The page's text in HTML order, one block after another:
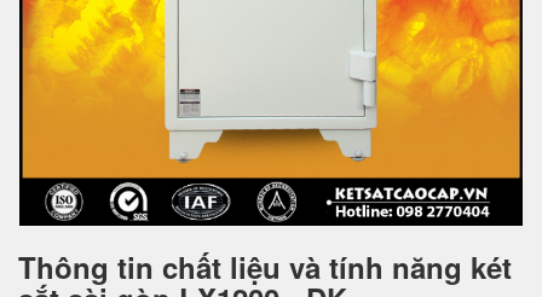
Thông tin chất liệu và tính năng két